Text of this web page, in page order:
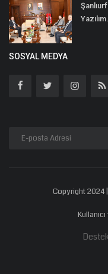
SOSYAL MEDYA
Copyright 2024 |